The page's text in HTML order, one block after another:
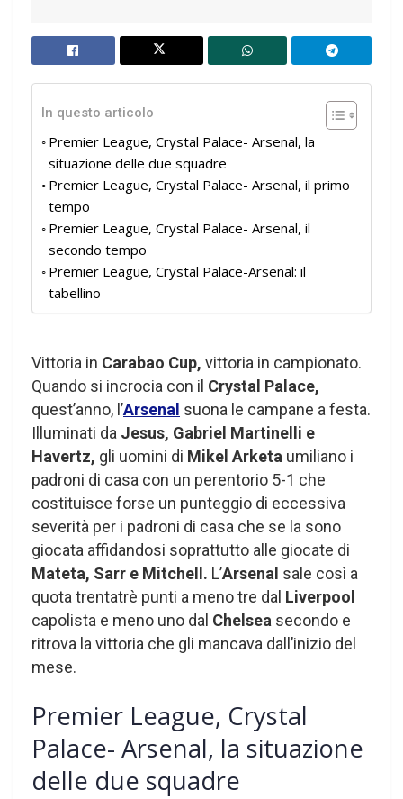
In questo articolo
Premier League, Crystal Palace- Arsenal, la
situazione delle due squadre
Premier League, Crystal Palace- Arsenal, il primo
tempo
Premier League, Crystal Palace- Arsenal, il
secondo tempo
Premier League, Crystal Palace-Arsenal: il
tabellino
Vittoria in Carabao Cup, vittoria in campionato.
Quando si incrocia con il Crystal Palace,
quest’anno, l’Arsenal suona le campane a festa.
Illuminati da Jesus, Gabriel Martinelli e
Havertz, gli uomini di Mikel Arketa umiliano i
padroni di casa con un perentorio 5-1 che
costituisce forse un punteggio di eccessiva
severità per i padroni di casa che se la sono
giocata affidandosi soprattutto alle giocate di
Mateta, Sarr e Mitchell. L’Arsenal sale così a
quota trentatrè punti a meno tre dal Liverpool
capolista e meno uno dal Chelsea secondo e
ritrova la vittoria che gli mancava dall’inizio del
mese.
Premier League, Crystal
Palace- Arsenal, la situazione
delle due squadre